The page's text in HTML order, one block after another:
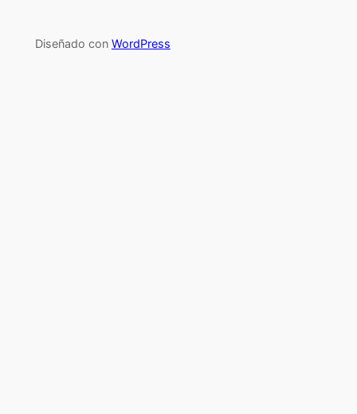
Diseñado con WordPress